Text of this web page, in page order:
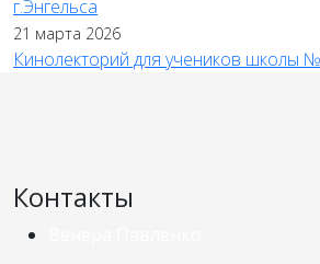
г.Энгельса
21 марта 2026
Кинолекторий для учеников школы
Контакты